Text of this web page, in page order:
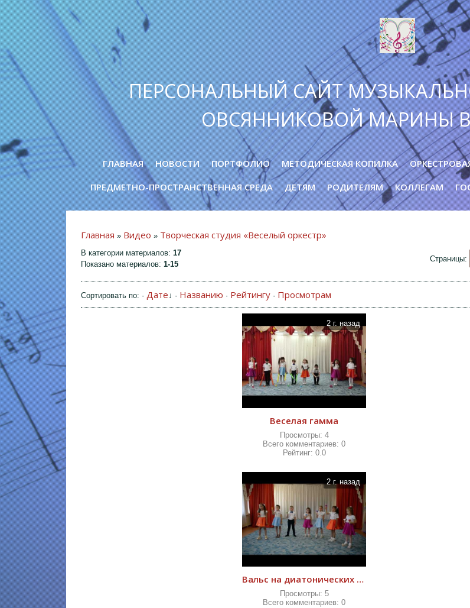
ПЕРСОНАЛЬНЫЙ САЙТ
ОВСЯННИКОВОЙ МАРИНЫ
ГЛАВНАЯ НОВОСТИ ПОРТФОЛИО МЕТОДИЧЕСКАЯ КОПИЛКА
ПРЕДМЕТНО-ПРОСТРАНСТВЕННАЯ СРЕДА
ДЕТЯМ РОДИТЕЛЯМ КОЛЛЕГАМ
Главная » Видео » Творческая студия «Веселый оркестр»
В категории материалов: 17
Показано материалов: 1-15
Страницы:
Сортировать по: · Дате↓ · Названию · Рейтингу · Просмотрам
2 г. назад
Веселая гамма
Просмотры: 4
Всего комментариев:0
Рейтинг: 0.0
2 г. назад
Вальс на диатонических колокольчиках. Муз. рук. Овсянникова М.В.
Просмотры: 5
Всего комментариев:0